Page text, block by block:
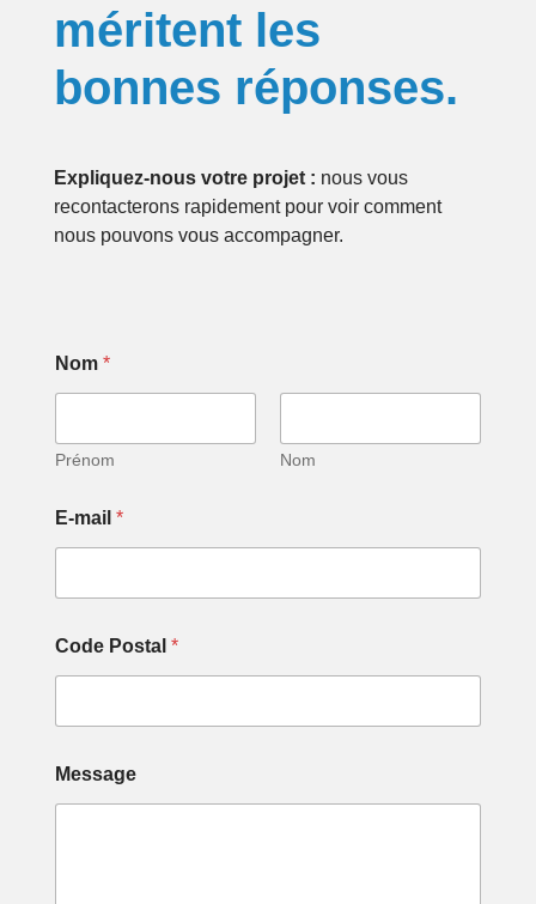
méritent les
bonnes réponses.
Expliquez-nous votre projet : nous vous
recontacterons rapidement pour voir comment
nous pouvons vous accompagner.
Nom *
Prénom Nom
E-mail *
Code Postal *
o
s
Message